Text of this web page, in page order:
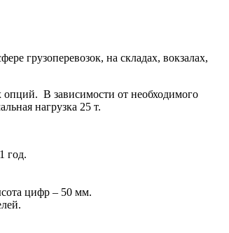
грузоперевозок, на складах, вокзалах,
В зависимости от необходимого
нагрузка 25 т.
год.
цифр – 50 мм.